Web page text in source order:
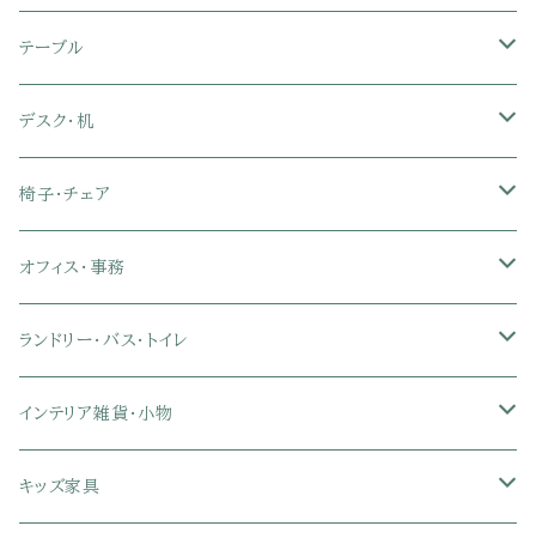
革・レザー・合皮ソファ
布張り・ファブリックソファ
ソファカバー
キャビネット・サイドボード
ランドリー・トイレ収納
玄関収納
突っ張り棚・突っ張りラック
テレビスタンド
サイドチェスト
幅90cm以下テレビ台
幅91～120cmテレビ台
幅121～150cmテレビ台
幅151～180cmテレビ台
キッチンラック・冷蔵庫ラック
隙間収納
キッチンマット
キッチン用品
キッチン家電
シングル
セミシングル
シングル
すのこベッド
セミシングル
シングル
脚付きマットレス
セミシングル
シングル
パイプベッド
ロフトベッド
2段ベッド
折りたたみベッド
ソファベッド
布団セット
枕
タオルケット・ガーゼケット
ブランケット・毛布
布団カバー・敷きパッド
ひんやりマット（冷却マット）
こたつ布団
玄関マット
キッチンマット
フローリングマット
ジョイントマット
ダイニングテーブル
ダイニングチェア・ベンチ
ダイニングテーブルセット
2人用ダイニングテーブルセット
4人用ダイニングテーブルセット
6人用ダイニングテーブルセット
木製ダイニング
テーブル
サイドテーブル
ウッドテーブル
センターテーブル
ガラステーブル
カウンターテーブル
伸縮式テーブル
デスク・机
パソコン・オフィスデスク
L字デスク
収納付きデスク
キーボードスライダー付きデスク
学習机
椅子・チェア
ダイニングチェア・ベンチ
オフィスチェア
リクライニングチェア
ハイバックオフィスチェア
リビングチェア
スツール・オットマン
オフィス・事務
オフィスチェア
オフィスデスク
オフィス収納
ランドリー・バス・トイレ
ランドリーラック
タオルハンガー
インテリア雑貨・小物
タオル
キッズ家具